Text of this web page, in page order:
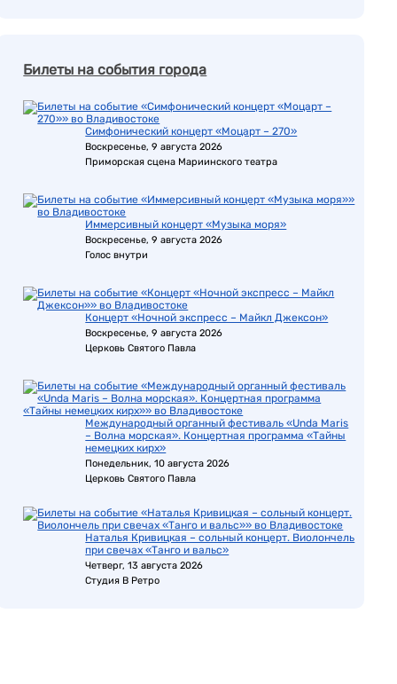
Билеты на события города
Симфонический концерт «Моцарт – 270»
Воскресенье, 9 августа 2026
Приморская сцена Мариинского театра
Иммерсивный концерт «Музыка моря»
Воскресенье, 9 августа 2026
Голос внутри
Концерт «Ночной экспресс – Майкл Джексон»
Воскресенье, 9 августа 2026
Церковь Святого Павла
Международный органный фестиваль «Unda Maris
– Волна морская». Концертная программа «Тайны
немецких кирх»
Понедельник, 10 августа 2026
Церковь Святого Павла
Наталья Кривицкая – сольный концерт. Виолончель
при свечах «Танго и вальс»
Четверг, 13 августа 2026
Студия В Ретро